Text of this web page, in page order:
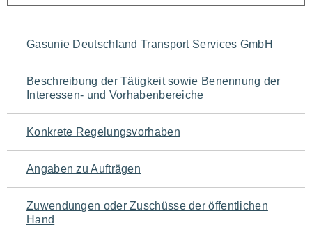
Navigation
für
den
Seiteninhalt
Gasunie Deutschland Transport Services GmbH
Beschreibung der Tätigkeit sowie Benennung der
Interessen- und Vorhabenbereiche
Konkrete Regelungsvorhaben
Angaben zu Aufträgen
Zuwendungen oder Zuschüsse der öffentlichen
Hand